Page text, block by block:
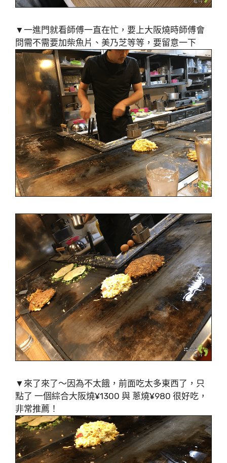
▼一進門就看師傅一直在忙，要上大阪燒時師傅會
問需不需要加柴魚片、美乃芝等等，要留意一下
▼來了來了～因為不太餓，前面吃太多東西了，只
點了 一個綜合大阪燒¥1300 與 蔥燒¥980 很好吃，
非常推薦！